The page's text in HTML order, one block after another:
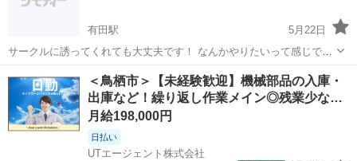
有田駅
5月22日
サークルに誘ってくれても大丈夫です！ なんかやりたいって感じです
🤟 よろしくお願いします🙇
有田駅 スポーツ サークル
＜鳥栖市＞【未経験歓迎】機械部品の入庫・
出庫など！繰り返し作業メイン◎残業少な…
月給198,000円
日払い
UTエージェント株式会社